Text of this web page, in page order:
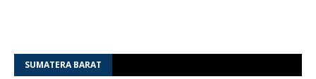
SUMATERA BARAT